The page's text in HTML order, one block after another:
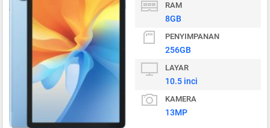
RAM
8GB
PENYIMPANAN
256GB
LAYAR
10.5 inci
KAMERA
13MP